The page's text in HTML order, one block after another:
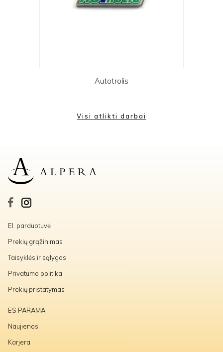
Autotrolis
Visi atlikti darbai
El. parduotuvė
Prekių grąžinimas
Taisyklės ir sąlygos
Privatumo politika
Prekių pristatymas
ES PARAMA
Naujienos
Karjera